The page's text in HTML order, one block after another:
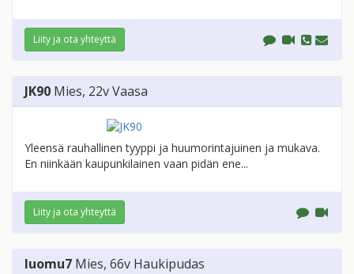
Liity ja ota yhteyttä
JK90 Mies, 22vVaasa
Yleensä rauhallinen tyyppi ja huumorintajuinen ja mukava.
En niinkään kaupunkilainen vaan pidän ene...
Liity ja ota yhteyttä
luomu7 Mies, 66v Haukipudas